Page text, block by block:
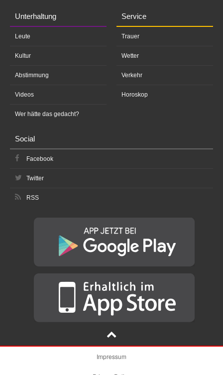
Unterhaltung
Leute
Kultur
Abstimmung
Videos
Wer hätte das gedacht?
Service
Trauer
Wetter
Verkehr
Horoskop
Social
Facebook
Twitter
RSS
Impressum